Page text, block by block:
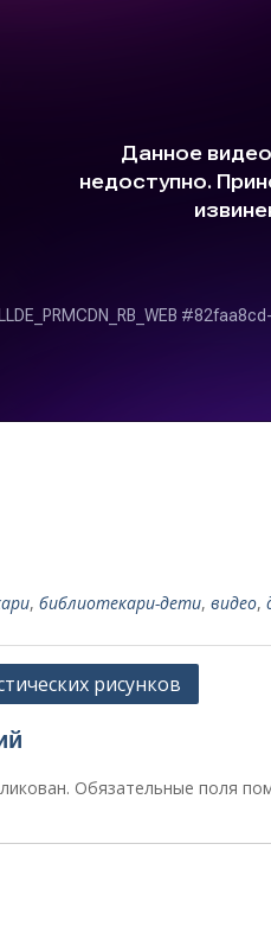
, библиотекари-дети, видео,
рисунков
Обязательные поля